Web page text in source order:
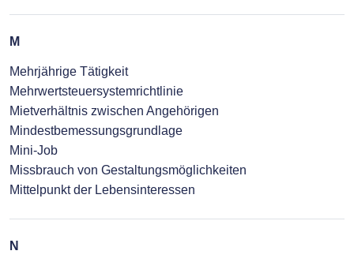
M
Mehrjährige Tätigkeit
Mehrwertsteuersystemrichtlinie
Mietverhältnis zwischen Angehörigen
Mindestbemessungsgrundlage
Mini-Job
Missbrauch von Gestaltungsmöglichkeiten
Mittelpunkt der Lebensinteressen
N